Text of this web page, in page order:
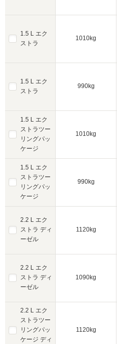
1.5 L エク
ストラ
1.5 L エク
ストラ
1.5 L エク
ストラツー
リングパッ
ケージ
1.5 L エク
ストラツー
リングパッ
ケージ
2.2 L エク
ストラ ディ
ーゼル
2.2 L エク
ストラ ディ
ーゼル
2.2 L エク
ストラツー
リングパッ
ケージ ディ
1010kg
990kg
1010kg
990kg
1120kg
1090kg
1120kg